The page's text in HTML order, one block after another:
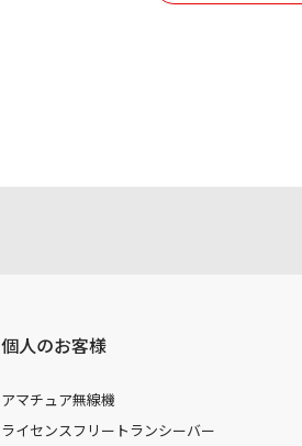
個人のお客様
アマチュア無線機
ライセンスフリートランシーバー